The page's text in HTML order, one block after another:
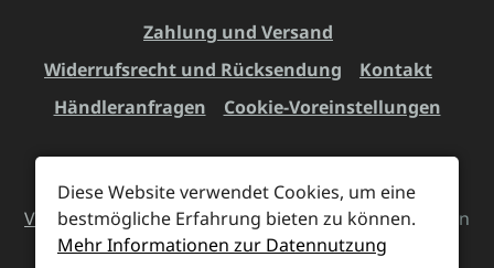
Zahlung und Versand
Widerrufsrecht und Rücksendung
Kontakt
Händleranfragen
Cookie-Voreinstellungen
Alle Preise inkl. gesetzl. Mehrwertsteuer zzgl.
Versandkostenund ggf. Nachnahmegebühren, wenn
nicht anders angegeben.
Diese Website verwendet Cookies, um eine
bestmögliche Erfahrung bieten zu können.
Mehr Informationen zur Datennutzung